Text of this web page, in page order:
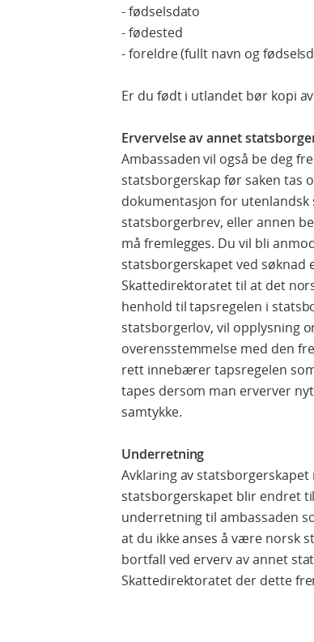
- fødselsdato
- fødested
- foreldre (fullt navn og
Er du født i utlandet bør kopi
Ervervelse av annet
Ambassaden vil også be deg
statsborgerskap før saken tas
dokumentasjon for utenlandsk
statsborgerbrev, eller annen
må fremlegges. Du vil bli
statsborgerskapet ved søknad
Skattedirektoratet til at det
henhold til tapsregelen i
statsborgerlov, vil opplysning
overensstemmelse med den
rett innebærer tapsregelen
tapes dersom man erverver
samtykke.
Underretning
Avklaring av
statsborgerskapet blir endret
underretning til ambassaden
at du ikke anses å være norsk
bortfall ved erverv av annet
Skattedirektoratet der dette